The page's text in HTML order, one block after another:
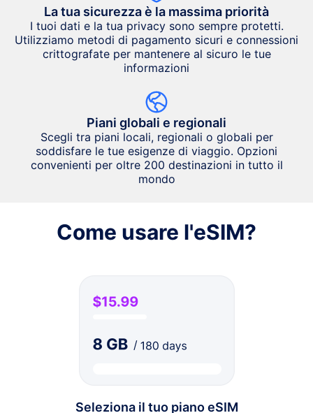
La tua sicurezza è la massima priorità
I tuoi dati e la tua privacy sono sempre protetti.
Utilizziamo metodi di pagamento sicuri e connessioni
crittografate per mantenere al sicuro le tue
informazioni
Piani globali e regionali
Scegli tra piani locali, regionali o globali per
soddisfare le tue esigenze di viaggio. Opzioni
convenienti per oltre 200 destinazioni in tutto il
mondo
Come usare l'eSIM?
Seleziona il tuo piano eSIM